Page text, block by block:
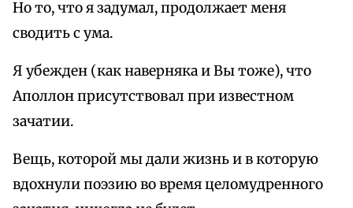
Но то, что я задумал, продолжает меня
сводить с ума.
Я убежден (как наверняка и Вы тоже), что
Аполлон присутствовал при известном
зачатии.
Вещь, которой мы дали жизнь и в которую
вдохнули поэзию во время целомудренного